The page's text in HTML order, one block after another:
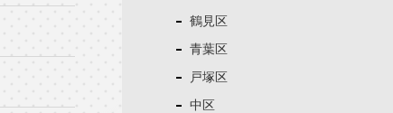
鶴見区
青葉区
戸塚区
中区